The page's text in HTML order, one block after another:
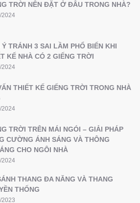
TRỜI NÊN ĐẶT Ở ĐÂU TRONG NHÀ?
2024
TRÁNH 3 SAI LẦM PHỔ BIẾN KHI
KẾ NHÀ CÓ 2 GIẾNG TRỜI
2024
THIẾT KẾ GIẾNG TRỜI TRONG NHÀ
2024
TRỜI TRÊN MÁI NGÓI – GIẢI PHÁP
CƯỜNG ÁNH SÁNG VÀ THÔNG
CHO NGÔI NHÀ
2024
THANG ĐA NĂNG VÀ THANG
THỐNG
2023